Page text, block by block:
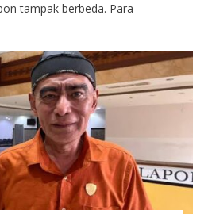
tampak berbeda. Para